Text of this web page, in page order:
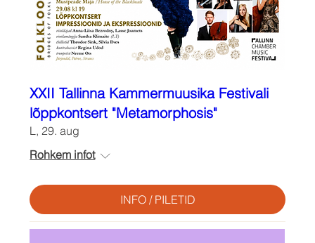
XXII Tallinna Kammermuusika Festivali
lõppkontsert "Metamorphosis"
L, 29. aug
Rohkem infot
INFO / PILETID